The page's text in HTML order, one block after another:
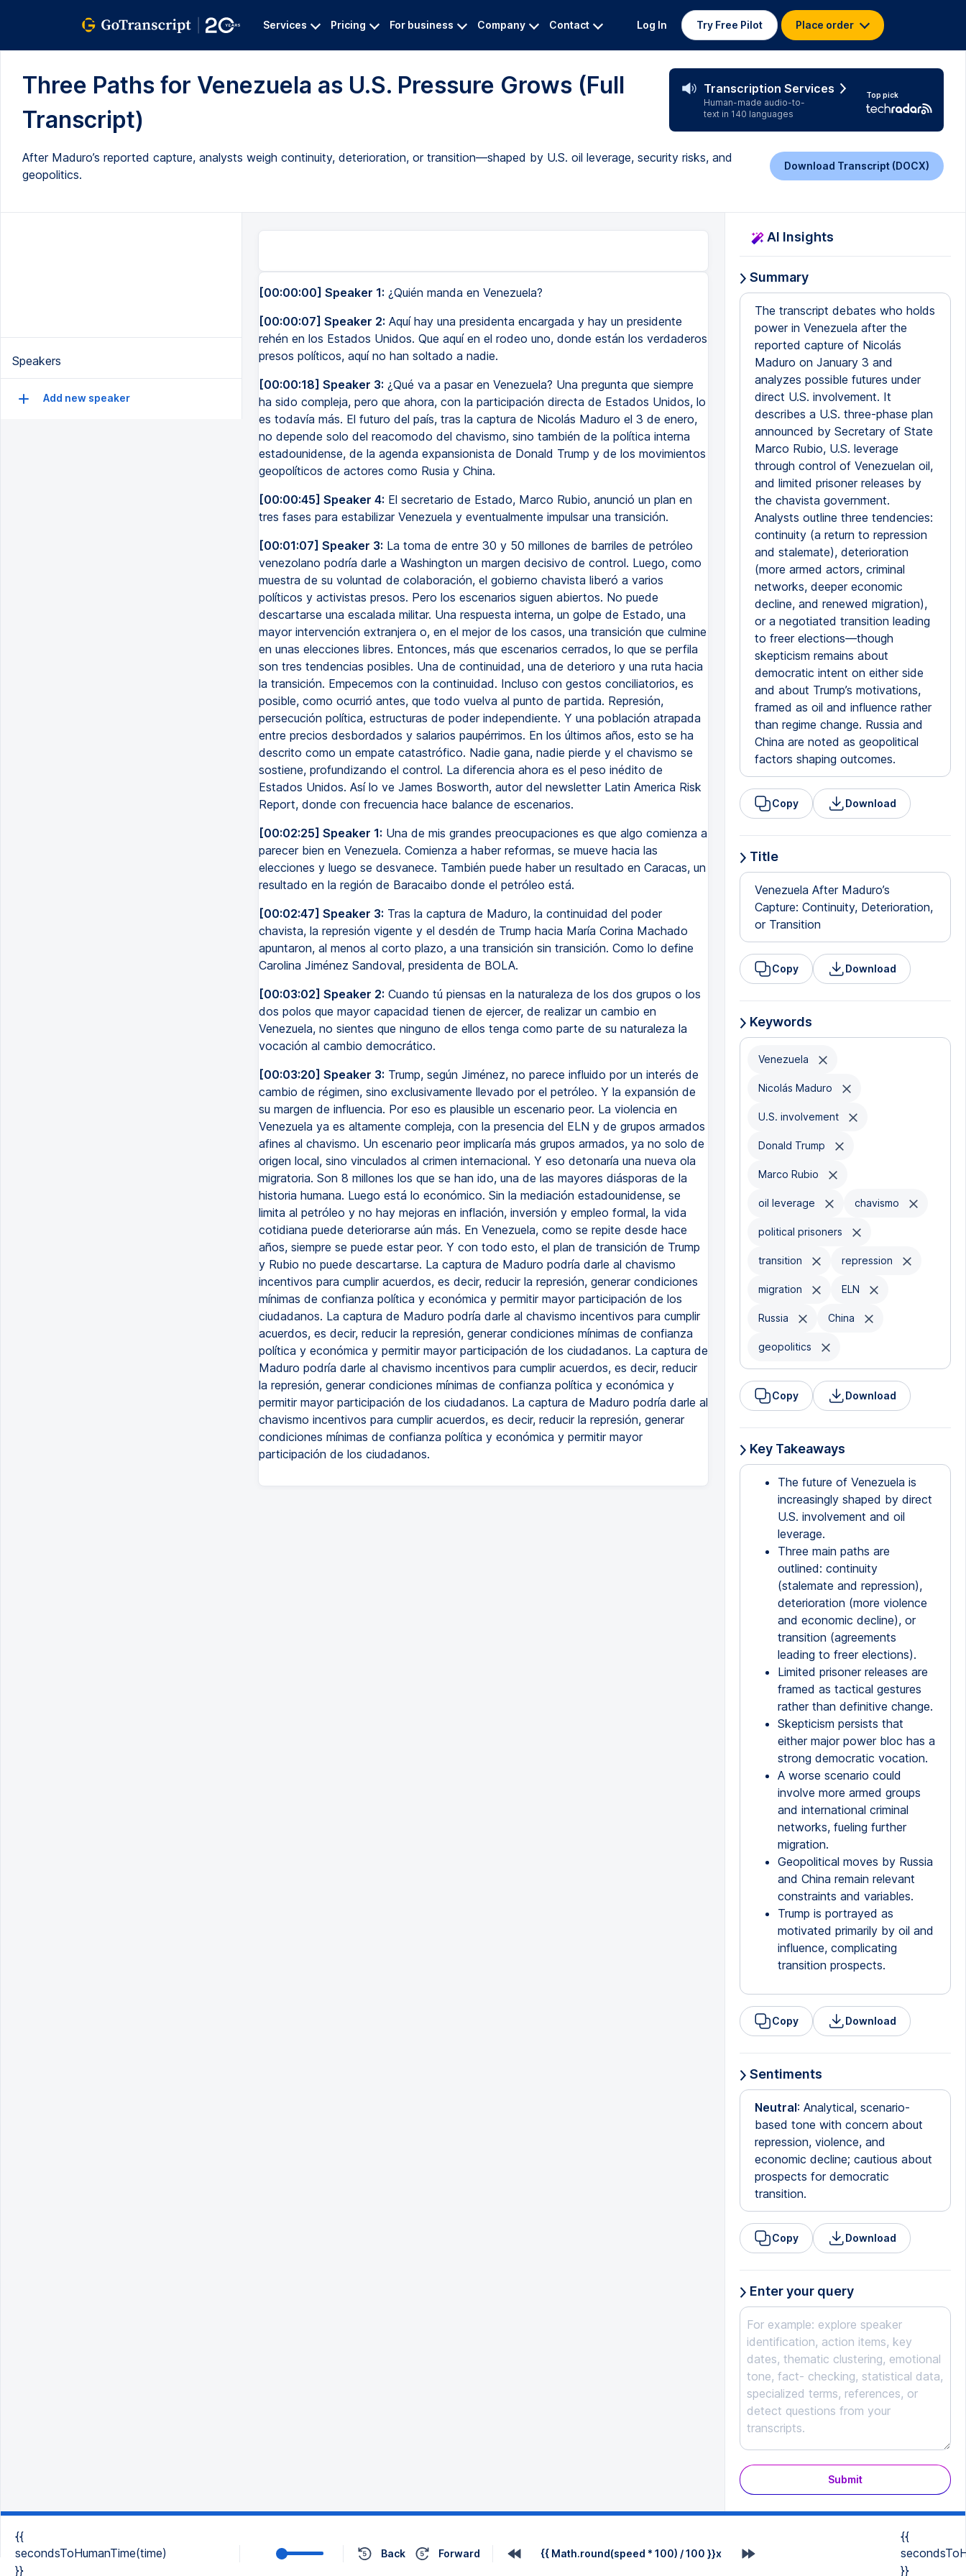
Services Pricing For business Company Contact Log In Try Free Pilot Place order
Three Paths for Venezuela as U.S. Pressure Grows (Full
Transcript)
Transcription Services
Human-made audio-to-
text in 140 languages
Top pick
After Maduro’s reported capture, analysts weigh continuity, deterioration, or transition—shaped by U.S. oil leverage, security risks, and
geopolitics.
Download Transcript (DOCX)
Speakers
Add new speaker
[00:00:00] Speaker 1: ¿Quién manda en Venezuela?
[00:00:07] Speaker 2: Aquí hay una presidenta encargada y hay un presidente
rehén en los Estados Unidos. Que aquí en el rodeo uno, donde están los verdaderos
presos políticos, aquí no han soltado a nadie.
[00:00:18] Speaker 3: ¿Qué va a pasar en Venezuela? Una pregunta que siempre
ha sido compleja, pero que ahora, con la participación directa de Estados Unidos, lo
es todavía más. El futuro del país, tras la captura de Nicolás Maduro el 3 de enero,
no depende solo del reacomodo del chavismo, sino también de la política interna
estadounidense, de la agenda expansionista de Donald Trump y de los movimientos
geopolíticos de actores como Rusia y China.
[00:00:45] Speaker 4: El secretario de Estado, Marco Rubio, anunció un plan en
tres fases para estabilizar Venezuela y eventualmente impulsar una transición.
[00:01:07] Speaker 3: La toma de entre 30 y 50 millones de barriles de petróleo
venezolano podría darle a Washington un margen decisivo de control. Luego, como
muestra de su voluntad de colaboración, el gobierno chavista liberó a varios
políticos y activistas presos. Pero los escenarios siguen abiertos. No puede
descartarse una escalada militar. Una respuesta interna, un golpe de Estado, una
mayor intervención extranjera o, en el mejor de los casos, una transición que culmine
en unas elecciones libres. Entonces, más que escenarios cerrados, lo que se perfila
son tres tendencias posibles. Una de continuidad, una de deterioro y una ruta hacia
la transición. Empecemos con la continuidad. Incluso con gestos conciliatorios, es
posible, como ocurrió antes, que todo vuelva al punto de partida. Represión,
persecución política, estructuras de poder independiente. Y una población atrapada
entre precios desbordados y salarios paupérrimos. En los últimos años, esto se ha
descrito como un empate catastrófico. Nadie gana, nadie pierde y el chavismo se
sostiene, profundizando el control. La diferencia ahora es el peso inédito de
Estados Unidos. Así lo ve James Bosworth, autor del newsletter Latin America Risk
Report, donde con frecuencia hace balance de escenarios.
[00:02:25] Speaker 1: Una de mis grandes preocupaciones es que algo comienza a
parecer bien en Venezuela. Comienza a haber reformas, se mueve hacia las
elecciones y luego se desvanece. También puede haber un resultado en Caracas, un
resultado en la región de Baracaibo donde el petróleo está.
[00:02:47] Speaker 3: Tras la captura de Maduro, la continuidad del poder
chavista, la represión vigente y el desdén de Trump hacia María Corina Machado
apuntaron, al menos al corto plazo, a una transición sin transición. Como lo define
Carolina Jiménez Sandoval, presidenta de BOLA.
[00:03:02] Speaker 2: Cuando tú piensas en la naturaleza de los dos grupos o los
dos polos que mayor capacidad tienen de ejercer, de realizar un cambio en
Venezuela, no sientes que ninguno de ellos tenga como parte de su naturaleza la
vocación al cambio democrático.
[00:03:20] Speaker 3: Trump, según Jiménez, no parece influido por un interés de
cambio de régimen, sino exclusivamente llevado por el petróleo. Y la expansión de
su margen de influencia. Por eso es plausible un escenario peor. La violencia en
Venezuela ya es altamente compleja, con la presencia del ELN y de grupos armados
afines al chavismo. Un escenario peor implicaría más grupos armados, ya no solo de
origen local, sino vinculados al crimen internacional. Y eso detonaría una nueva ola
migratoria. Son 8 millones los que se han ido, una de las mayores diásporas de la
historia humana. Luego está lo económico. Sin la mediación estadounidense, se
limita al petróleo y no hay mejoras en inflación, inversión y empleo formal, la vida
cotidiana puede deteriorarse aún más. En Venezuela, como se repite desde hace
años, siempre se puede estar peor. Y con todo esto, el plan de transición de Trump
y Rubio no puede descartarse. La captura de Maduro podría darle al chavismo
incentivos para cumplir acuerdos, es decir, reducir la represión, generar condiciones
mínimas de confianza política y económica y permitir mayor participación de los
ciudadanos. La captura de Maduro podría darle al chavismo incentivos para cumplir
acuerdos, es decir, reducir la represión, generar condiciones mínimas de confianza
política y económica y permitir mayor participación de los ciudadanos. La captura de
Maduro podría darle al chavismo incentivos para cumplir acuerdos, es decir, reducir
la represión, generar condiciones mínimas de confianza política y económica y
permitir mayor participación de los ciudadanos. La captura de Maduro podría darle al
chavismo incentivos para cumplir acuerdos, es decir, reducir la represión, generar
condiciones mínimas de confianza política y económica y permitir mayor
participación de los ciudadanos.
AI Insights
Summary
The transcript debates who holds
power in Venezuela after the
reported capture of Nicolás
Maduro on January 3 and
analyzes possible futures under
direct U.S. involvement. It
describes a U.S. three-phase plan
announced by Secretary of State
Marco Rubio, U.S. leverage
through control of Venezuelan oil,
and limited prisoner releases by
the chavista government.
Analysts outline three tendencies:
continuity (a return to repression
and stalemate), deterioration
(more armed actors, criminal
networks, deeper economic
decline, and renewed migration),
or a negotiated transition leading
to freer elections—though
skepticism remains about
democratic intent on either side
and about Trump’s motivations,
framed as oil and influence rather
than regime change. Russia and
China are noted as geopolitical
factors shaping outcomes.
Copy Download
Title
Venezuela After Maduro’s
Capture: Continuity, Deterioration,
or Transition
Copy Download
Keywords
Venezuela
Nicolás Maduro
U.S. involvement
Donald Trump
Marco Rubio
oil leverage chavismo
political prisoners
transition repression
migration ELN
Russia China
geopolitics
Copy Download
Key Takeaways
The future of Venezuela is
increasingly shaped by direct
U.S. involvement and oil
leverage.
Three main paths are
outlined: continuity
(stalemate and repression),
deterioration (more violence
and economic decline), or
transition (agreements
leading to freer elections).
Limited prisoner releases are
framed as tactical gestures
rather than definitive change.
Skepticism persists that
either major power bloc has a
strong democratic vocation.
A worse scenario could
involve more armed groups
and international criminal
networks, fueling further
migration.
Geopolitical moves by Russia
and China remain relevant
constraints and variables.
Trump is portrayed as
motivated primarily by oil and
influence, complicating
transition prospects.
Copy Download
Sentiments
Neutral: Analytical, scenario-
based tone with concern about
repression, violence, and
economic decline; cautious about
prospects for democratic
transition.
Copy Download
Enter your query
Submit
{{
secondsToHumanTime(time)
}}
Back Forward {{ Math.round(speed * 100) / 100 }}x
{{
}}